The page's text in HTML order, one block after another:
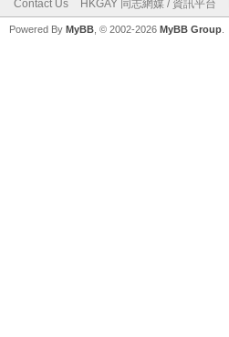
Contact Us HKGAY 同志網媒 / 資訊平台
Powered By MyBB , © 2002-2026 MyBB Group